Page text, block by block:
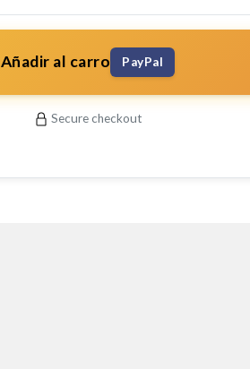
Añadir al carro PayPal
Secure checkout